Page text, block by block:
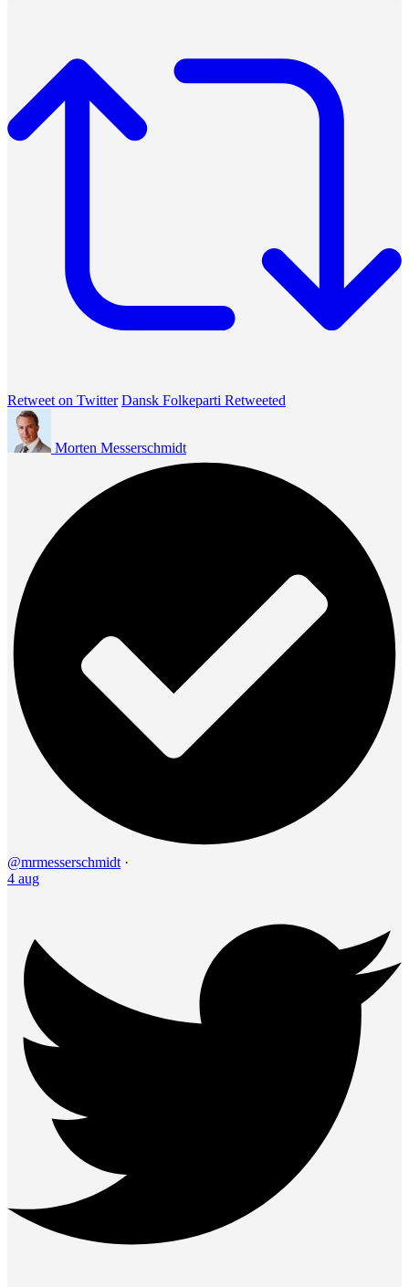
Retweet on Twitter Dansk Folkeparti Retweeted
Morten Messerschmidt
@mrmesserschmidt ·
4 aug